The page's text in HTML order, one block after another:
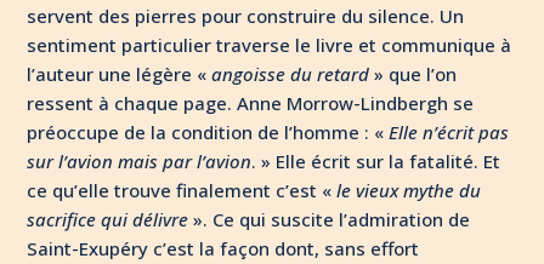
servent des pierres pour construire du silence. Un
sentiment particulier traverse le livre et communique à
l’auteur une légère «angoisse du retard » que l’on
ressent à chaque page. Anne Morrow-Lindbergh se
préoccupe de la condition de l’homme : «Elle n’écrit pas
sur l’avion mais par l’avion. » Elle écrit sur la fatalité. Et
ce qu’elle trouve finalement c’est «le vieux mythe du
sacrifice qui délivre ». Ce qui suscite l’admiration de
Saint-Exupéry c’est la façon dont, sans effort